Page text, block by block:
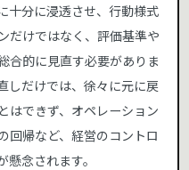
十分に浸透させ、行動様式
だけではなく、評価基準や
合的に見直す必要がありま
しだけでは、徐々に元に戻
はできず、オペレーション
回帰など、経営のコントロ
念されます。